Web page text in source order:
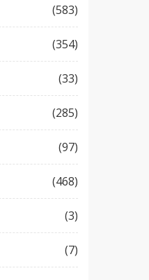
(583)
(354)
(33)
(285)
(97)
(468)
(3)
(7)